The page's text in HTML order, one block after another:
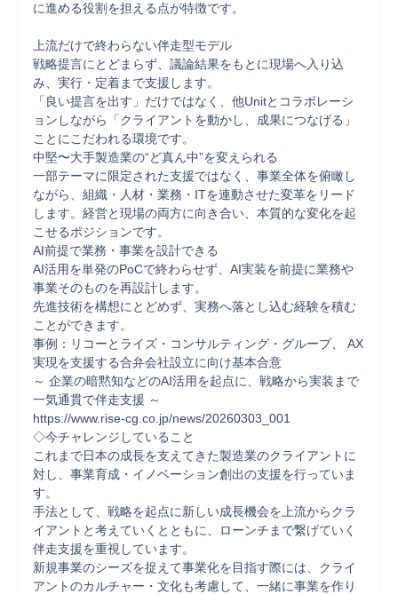
に進める役割を担える点が特徴です。
上流だけで終わらない伴走型モデル
戦略提言にとどまらず、議論結果をもとに現場へ入り込
み、実行・定着まで支援します。
「良い提言を出す」だけではなく、他Unitとコラボレーシ
ョンしながら「クライアントを動かし、成果につなげる」
ことにこだわれる環境です。
中堅〜大手製造業の“ど真ん中”を変えられる
一部テーマに限定された支援ではなく、事業全体を俯瞰し
ながら、組織・人材・業務・ITを連動させた変革をリード
します。経営と現場の両方に向き合い、本質的な変化を起
こせるポジションです。
AI前提で業務・事業を設計できる
AI活用を単発のPoCで終わらせず、AI実装を前提に業務や
事業そのものを再設計します。
先進技術を構想にとどめず、実務へ落とし込む経験を積む
ことができます。
事例：リコーとライズ・コンサルティング・グループ、 AX
実現を支援する合弁会社設立に向け基本合意
～ 企業の暗黙知などのAI活用を起点に、戦略から実装まで
一気通貫で伴走支援 ～
https://www.rise-cg.co.jp/news/20260303_001
◇今チャレンジしていること
これまで日本の成長を支えてきた製造業のクライアントに
対し、事業育成・イノベーション創出の支援を行っていま
す。
手法として、戦略を起点に新しい成長機会を上流からクラ
イアントと考えていくとともに、ローンチまで繋げていく
伴走支援を重視しています。
新規事業のシーズを捉えて事業化を目指す際には、クライ
アントのカルチャー・文化も考慮して、一緒に事業を作り